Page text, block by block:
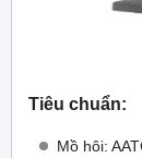
Tiêu chuẩn:
Mồ hôi: